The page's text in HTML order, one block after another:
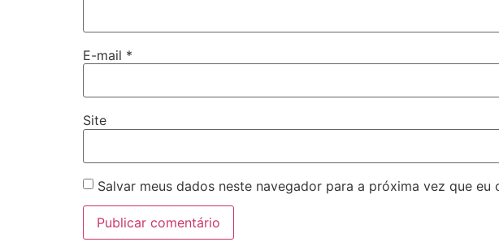
E-mail *
Site
Salvar meus dados neste navegador para a próxima vez que eu